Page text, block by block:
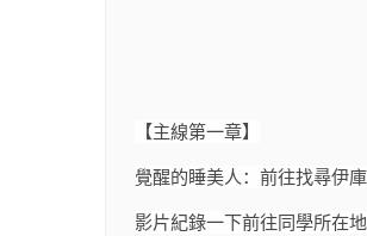
【主線第一章】
覺醒的睡美人：前往找尋伊
影片紀錄一下前往同學所在